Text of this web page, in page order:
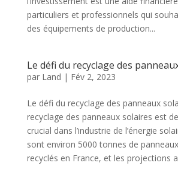
particuliers et professionnels qui
des équipements de production...
Le défi du recyclage des
par Land | Fév 2, 2023
Le défi du recyclage des panneaux
recyclage des panneaux solaires est
crucial dans l’industrie de l’énergie
sont environ 5000 tonnes de
recyclés en France, et les projections